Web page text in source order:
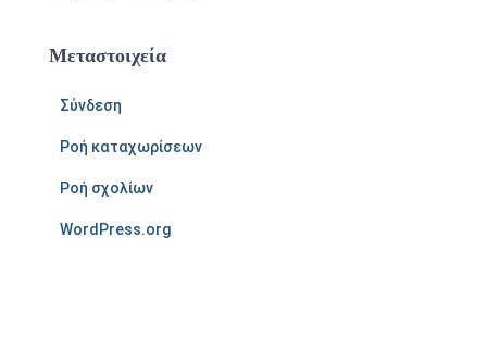
Μεταστοιχεία
Σύνδεση
Ροή καταχωρίσεων
Ροή σχολίων
WordPress.org